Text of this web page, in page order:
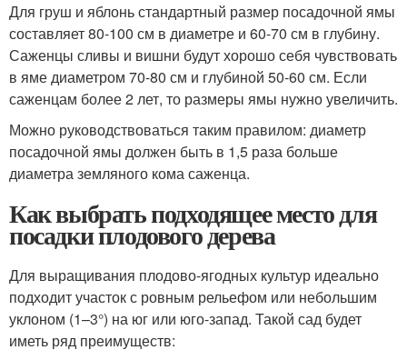
Для груш и яблонь стандартный размер посадочной ямы
составляет 80-100 см в диаметре и 60-70 см в глубину.
Саженцы сливы и вишни будут хорошо себя чувствовать
в яме диаметром 70-80 см и глубиной 50-60 см. Если
саженцам более 2 лет, то размеры ямы нужно увеличить.
Можно руководствоваться таким правилом: диаметр
посадочной ямы должен быть в 1,5 раза больше
диаметра земляного кома саженца.
Как выбрать подходящее место для
посадки плодового дерева
Для выращивания плодово-ягодных культур идеально
подходит участок с ровным рельефом или небольшим
уклоном (1–3°) на юг или юго-запад. Такой сад будет
иметь ряд преимуществ: